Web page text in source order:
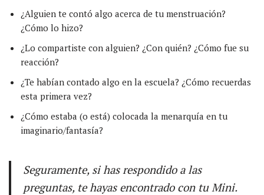
¿Alguien te contó algo acerca de tu menstruación?
¿Cómo lo hizo?
¿Lo compartiste con alguien? ¿Con quién? ¿Cómo fue su
reacción?
¿Te habían contado algo en la escuela? ¿Cómo recuerdas
esta primera vez?
¿Cómo estaba (o está) colocada la menarquía en tu
imaginario/fantasía?
Seguramente, si has respondido a las
preguntas, te hayas encontrado con tu Mini.